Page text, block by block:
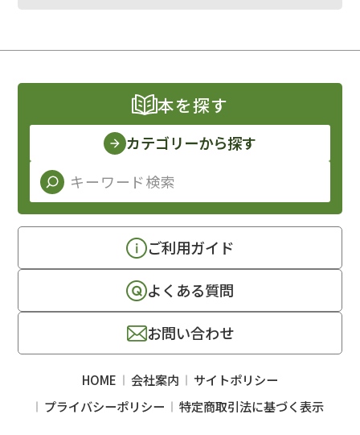
本を探す
カテゴリーから探す
ご利用ガイド
よくある質問
お問い合わせ
HOME 会社案内
サイトポリシー
プライバシーポリシー
特定商取引法に基づく表示